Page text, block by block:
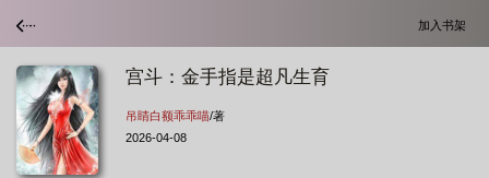
加入书架
宫斗：金手指是超凡生育
吊睛白额乖乖喵/著
2026-04-08